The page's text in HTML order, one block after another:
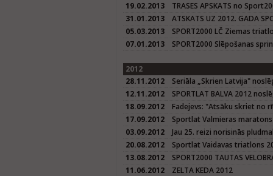
19.02.2013
TRASES APSKATS no
31.01.2013
ATSKATS UZ 2012. GADA
05.03.2013
SPORT2000 LČ Ziemas
07.01.2013
SPORT2000 Slēpošanas
2012
28.11.2012
Seriāla „Skrien Latvija"
12.11.2012
SPORTLAT BALVA 2012
18.09.2012
Fadejevs: "Atsāku skriet no
17.09.2012
Sportlat Valmieras
03.09.2012
Jau 25. reizi norisinās
20.08.2012
Sportlat Vaidavas triatlons
13.08.2012
SPORT2000 TAUTAS
11.06.2012
ZELTA KEDA 2012